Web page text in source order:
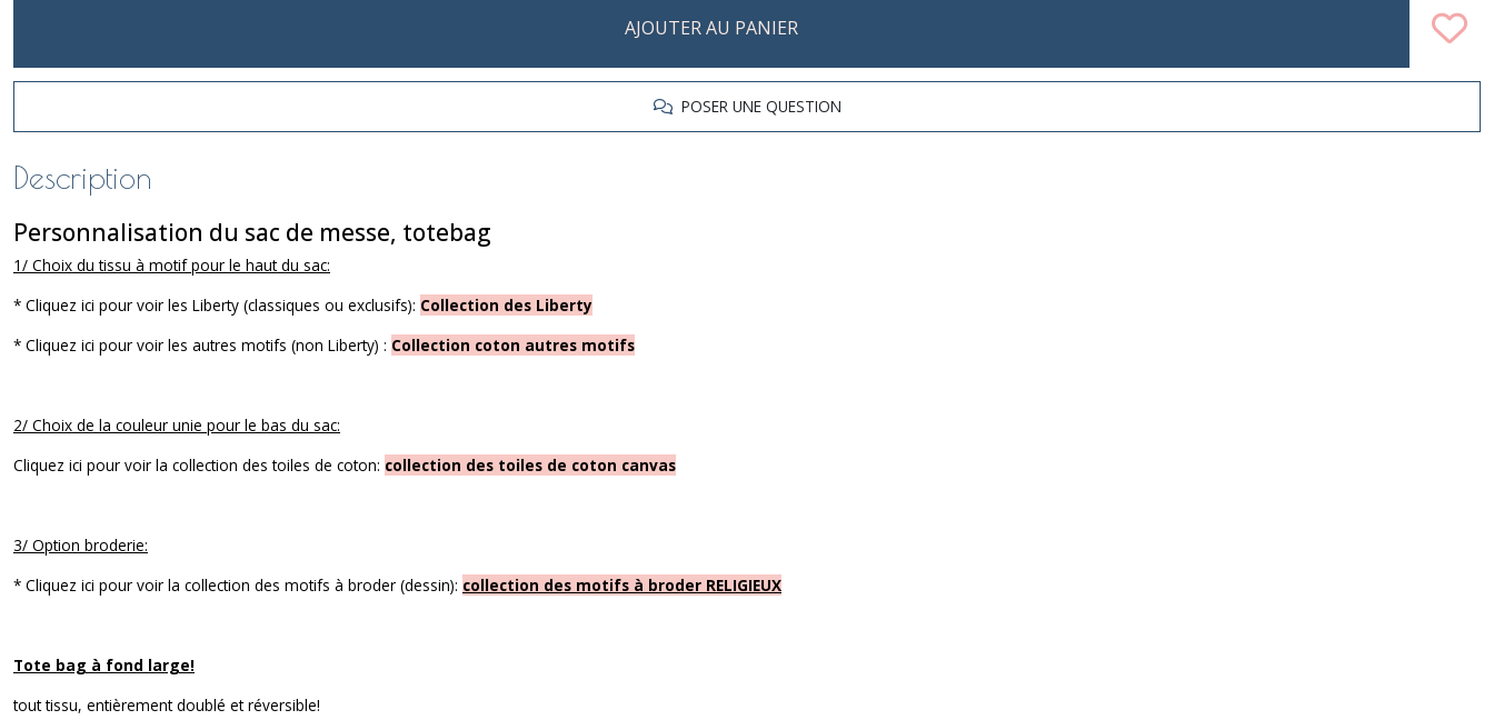
AJOUTER AU PANIER
POSER UNE QUESTION
Description
Personnalisation du sac de messe, totebag
1/ Choix du tissu à motif pour le haut du sac:
* Cliquez ici pour voir les Liberty (classiques ou exclusifs): Collection des Liberty
* Cliquez ici pour voir les autres motifs (non Liberty) : Collection coton autres motifs
2/ Choix de la couleur unie pour le bas du sac:
Cliquez ici pour voir la collection des toiles de coton: collection des toiles de coton canvas
3/ Option broderie:
* Cliquez ici pour voir la collection des motifs à broder (dessin): collection des motifs à broder RELIGIEUX
Tote bag à fond large!
tout tissu, entièrement doublé et réversible!